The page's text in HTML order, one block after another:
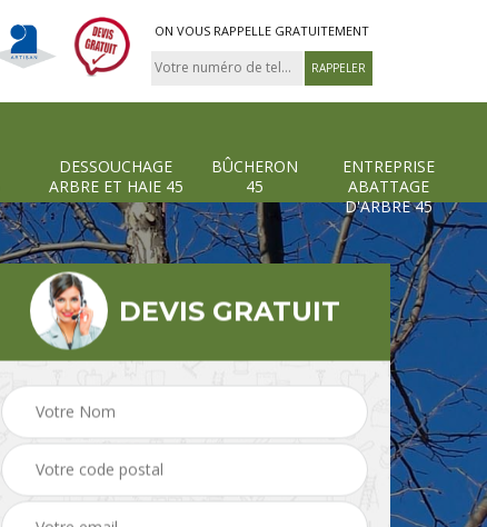
ON VOUS RAPPELLE GRATUITEMENT
DESSOUCHAGE
ARBRE ET HAIE 45
BÛCHERON
45
ENTREPRISE
ABATTAGE
D'ARBRE 45
Pose et changement
grillage et clôture 45
Dessouchage arbre et
haie 45
DEVIS GRATUIT